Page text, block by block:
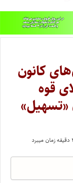
کانون
قوه
«تسهیل»